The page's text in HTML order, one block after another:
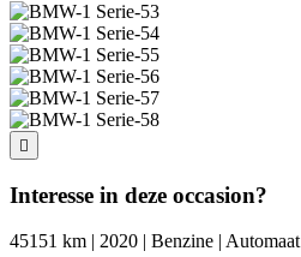
Interesse in deze occasion?
45151 km | 2020 | Benzine | Automaat